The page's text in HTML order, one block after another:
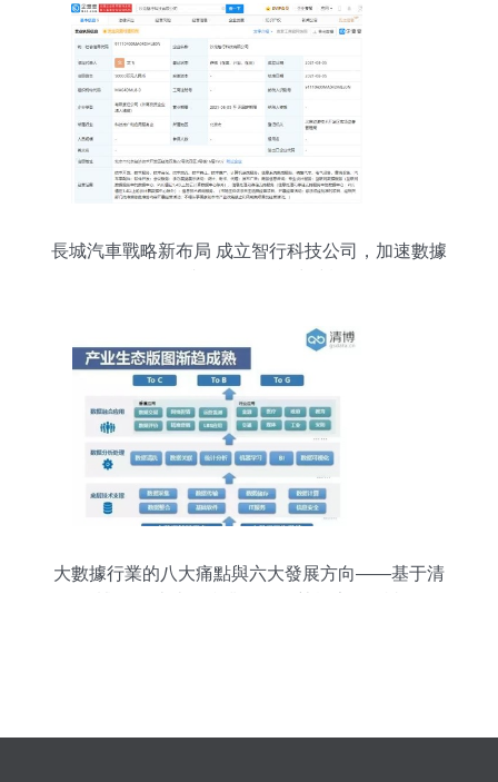
長城汽車戰略新布局 成立智行科技公司，加速數據
大數據行業的八大痛點與六大發展方向——基于清